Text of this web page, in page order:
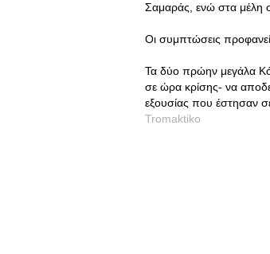
Σαμαράς, ενώ στα μέλη
Οι συμπτώσεις
Τα δύο πρώην μεγάλα
σε ώρα κρίσης- να
εξουσίας που έστησαν
Tromaktiko